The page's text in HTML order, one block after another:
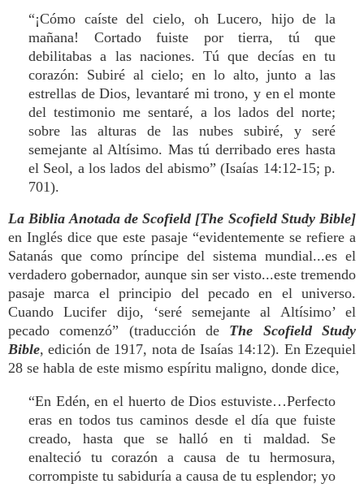
“¡Cómo caíste del cielo, oh Lucero, hijo de la
mañana! Cortado fuiste por tierra, tú que
debilitabas a las naciones. Tú que decías en tu
corazón: Subiré al cielo; en lo alto, junto a las
estrellas de Dios, levantaré mi trono, y en el monte
del testimonio me sentaré, a los lados del norte;
sobre las alturas de las nubes subiré, y seré
semejante al Altísimo. Mas tú derribado eres hasta
el Seol, a los lados del abismo” (Isaías 14:12-15; p.
701).
La Biblia Anotada de Scofield [The Scofield Study Bible]
en Inglés dice que este pasaje “evidentemente se refiere a
Satanás que como príncipe del sistema mundial...es el
verdadero gobernador, aunque sin ser visto...este tremendo
pasaje marca el principio del pecado en el universo.
Cuando Lucifer dijo, ‘seré semejante al Altísimo’ el
pecado comenzó” (traducción de The Scofield Study
Bible, edición de 1917, nota de Isaías 14:12). En Ezequiel
28 se habla de este mismo espíritu maligno, donde dice,
“En Edén, en el huerto de Dios estuviste…Perfecto
eras en todos tus caminos desde el día que fuiste
creado, hasta que se halló en ti maldad. Se
enalteció tu corazón a causa de tu hermosura,
corrompiste tu sabiduría a causa de tu esplendor; yo